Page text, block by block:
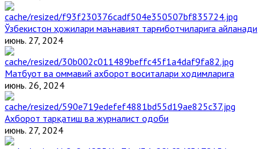
Ўзбекистон ҳожилари маънавият тарғиботчиларига айланади
июнь. 27, 2024
Матбуот ва оммавий ахборот воситалари ходимларига
июнь. 26, 2024
Ахборот тарқатиш ва журналист одоби
июнь. 27, 2024